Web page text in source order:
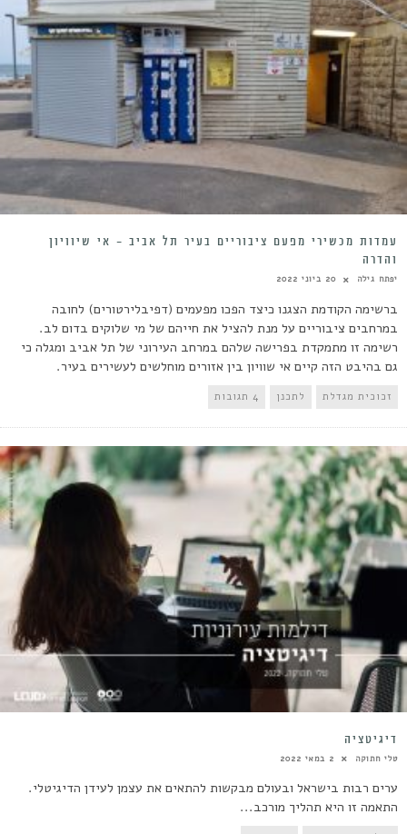
עמדות מכשירי מפעם ציבוריים בעיר תל אביב – אי שיוויון
והדרה
יפתח גילה 20 ביוני 2022
ברשימה הקודמת הצגנו כיצד הפכו מפעמים (דפיבלירטורים) לחובה
במרחבים ציבוריים על מנת להציל את חייהם של מי שלוקים בדום לב.
רשימה זו מתמקדת בפרישה שלהם במרחב העירוני של תל אביב ומגלה כי
גם בהיבט הזה קיים אי שוויון בין אזורים מוחלשים לעשירים בעיר.
זכוכית מגדלת לתכנן 4 תגובות
דיגיטציה
טלי חתוקה 2 במאי 2022
ערים רבות בישראל ובעולם מבקשות להתאים את עצמן לעידן הדיגיטלי.
התאמה זו היא תהליך מורכב...